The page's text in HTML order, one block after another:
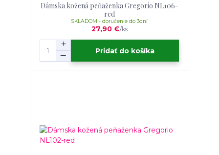
Dámska kožená peňaženka Gregorio NL106-
red
27,90 €/ks
SKLADOM - doručenie do 3dní
Pridať do košíka